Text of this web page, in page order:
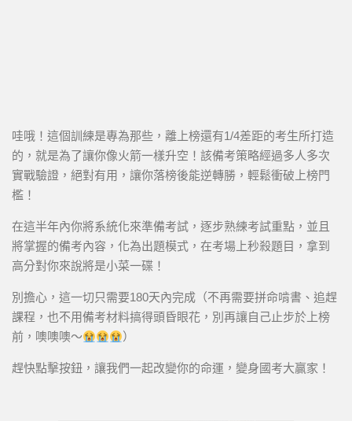
哇哦！這個訓練是專為那些，離上榜還有1/4差距的考生所打造
的，就是為了讓你像火箭一樣升空！該備考策略經過多人多次
實戰驗證，絕對有用，讓你落榜後能逆轉勝，輕鬆衝破上榜門
檻！
在這半年內你將系統化來準備考試，逐步熟練考試重點，並且
將掌握的備考內容，化為出題模式，在考場上秒殺題目，拿到
高分對你來說將是小菜一碟！
別擔心，這一切只需要180天內完成（不再需要拼命啃書、追趕
課程，也不用備考材料搞得頭昏眼花，別再讓自己止步於上榜
前，噢噢噢～
）
趕快點擊按鈕，讓我們一起改變你的命運，變身國考大贏家！